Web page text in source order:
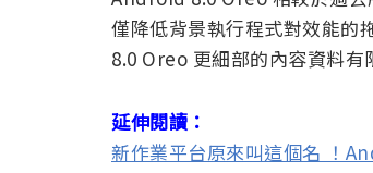
僅降低背景執行程式對效能的
8.0 Oreo 更細部的內容資料有
延伸閱讀：
新作業平台原來叫這個名 ！